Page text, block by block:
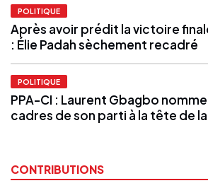
POLITIQUE
Après avoir prédit la victoire
: Élie Padah sèchement recadré
POLITIQUE
PPA-CI : Laurent Gbagbo
cadres de son parti à la tête de la
CONTRIBUTIONS